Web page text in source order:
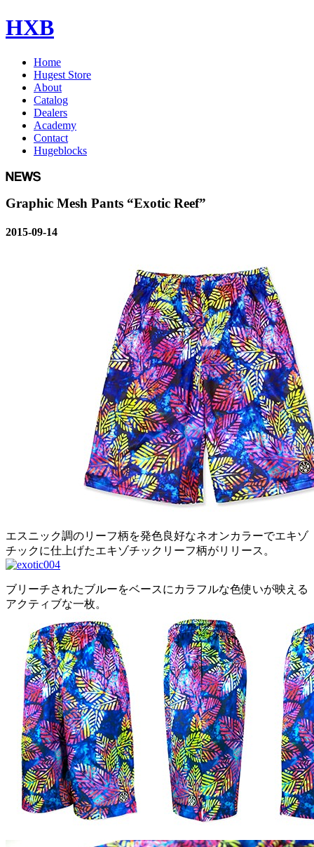
HXB
Home
Hugest Store
About
Catalog
Dealers
Academy
Contact
Hugeblocks
Graphic Mesh Pants “Exotic Reef”
2015-09-14
エスニック調のリーフ柄を発色良好なネオンカラーでエキゾ
チックに仕上げたエキゾチックリーフ柄がリリース。
ブリーチされたブルーをベースにカラフルな色使いが映える
アクティブな一枚。